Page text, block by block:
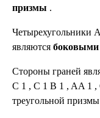
призмы .
Четырехугольники
являются
Стороны граней
C 1 , C 1 B 1 , AA 1
треугольной